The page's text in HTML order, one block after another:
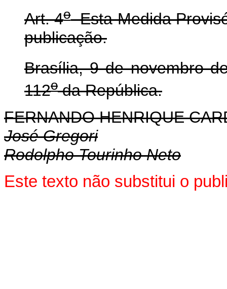
Art. 4oEsta Medida
publicação.
Brasília, 9 de novembro
112oda República.
FERNANDO HENRIQUE
José Gregori
Rodolpho Tourinho Neto
Este texto não substitui o